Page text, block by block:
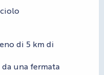
di 5 km di
una fermata